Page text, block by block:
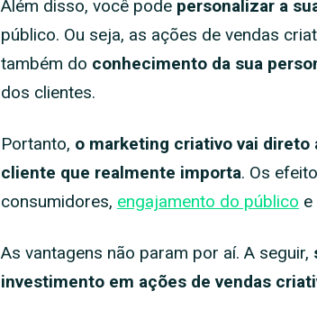
Além disso, você pode personalizar a
público. Ou seja, as ações de vendas
também do conhecimento da sua
dos clientes.
Portanto, o marketing criativo vai direto
cliente que realmente importa. Os
consumidores, engajamento do público
As vantagens não param por aí. A seguir,
investimento em ações de vendas